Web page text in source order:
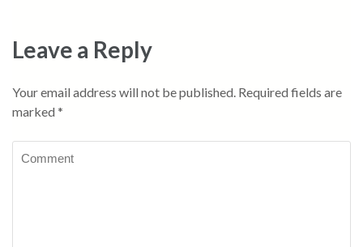
Leave a Reply
Your email address will not be published. Required fields are
marked *